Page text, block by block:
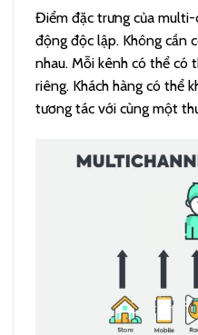
Điểm đặc trưng của
động độc lập. Không cần
nhau. Mỗi kênh có thể có
riêng. Khách hàng có thể
tương tác với cùng một